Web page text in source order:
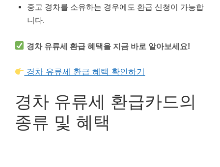
중고 경차를 소유하는 경우에도 환급 신청이 가능합
니다.
경차 유류세 환급 혜택을 지금 바로 알아보세요!
경차 유류세 환급 혜택 확인하기
경차 유류세 환급카드의
종류 및 혜택